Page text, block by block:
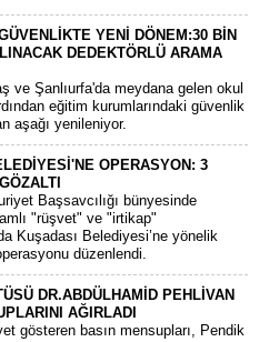
YENİ DÖNEM:30 BİN
DEDEKTÖRLÜ ARAMA
ve Şanlıurfa'da meydana gelen okul
eğitim kurumlarındaki güvenlik
aşağı yenileniyor.
OPERASYON: 3
Başsavcılığı bünyesinde
"rüşvet" ve "irtikap"
Kuşadası Belediyesi’ne yönelik
düzenlendi.
DR.ABDÜLHAMİD PEHLİVAN
AĞIRLADI
gösteren basın mensupları, Pendik